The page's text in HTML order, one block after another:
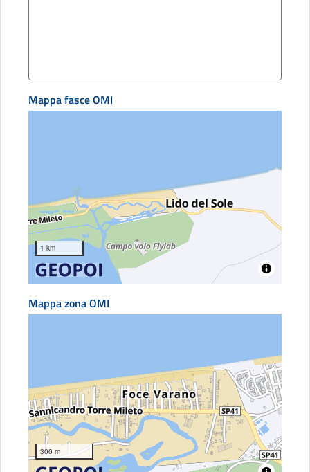
Mappa fasce OMI
1 km
Mappa zona OMI
300 m